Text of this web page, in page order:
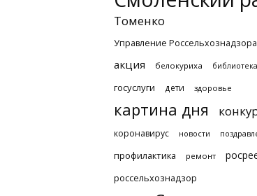
Томенко
Управление Россельхознадзора
акция белокуриха библиотека
госуслуги дети здоровье
картина дня
коронавирус новости
профилактика
ремонт
россельхознадзор